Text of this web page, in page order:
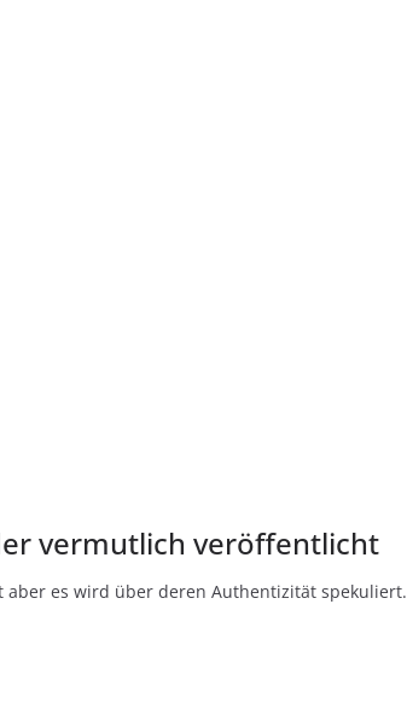
vermutlich veröffentlicht
aber es wird über deren Authentizität spekuliert.